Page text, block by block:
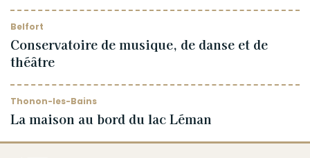
Belfort
Conservatoire de musique, de danse et de
théâtre
Thonon-les-Bains
La maison au bord du lac Léman